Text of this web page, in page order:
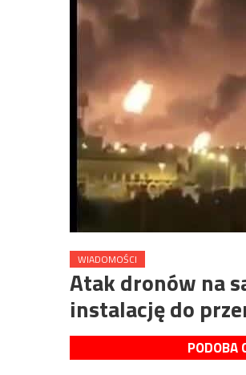
WIADOMOŚCI
Atak dronów na
instalację do
PODOBA